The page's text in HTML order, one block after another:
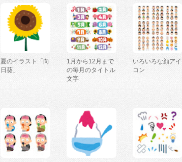
夏のイラスト「向
日葵」
1月から12月まで
の毎月のタイトル
文字
いろいろな顔アイ
コン